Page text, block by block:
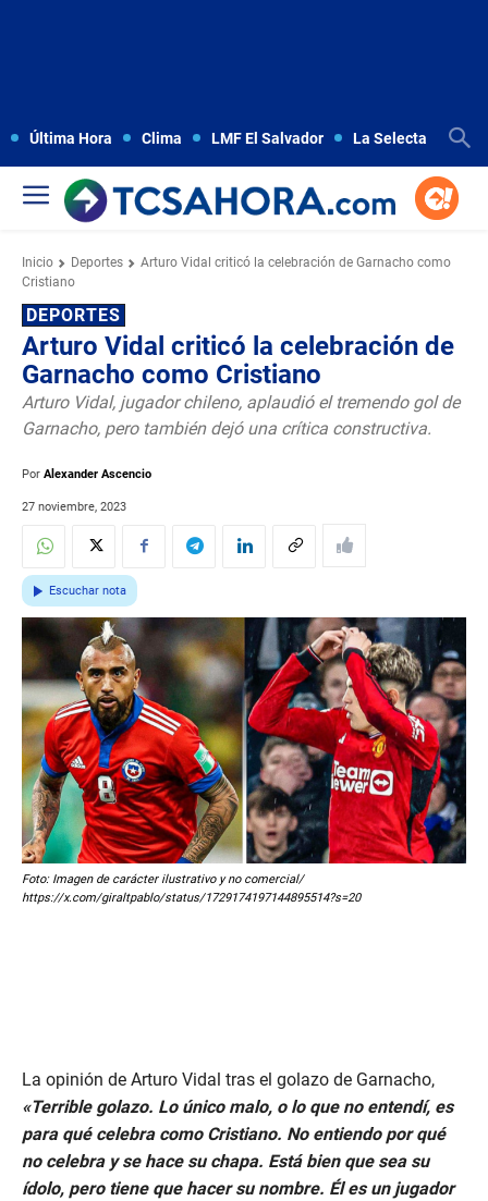
Última Hora Clima LMF El Salvador La Selecta
Inicio Deportes
Arturo Vidal criticó la celebración de Garnacho como
Cristiano
DEPORTES
Arturo Vidal criticó la celebración de
Garnacho como Cristiano
Arturo Vidal, jugador chileno, aplaudió el tremendo gol de
Garnacho, pero también dejó una crítica constructiva.
Por Alexander Ascencio
27 noviembre, 2023
Escuchar nota
Foto: Imagen de carácter ilustrativo y no comercial/
https://x.com/giraltpablo/status/1729174197144895514?s=20
La opinión de Arturo Vidal tras el golazo de Garnacho,
«Terrible golazo. Lo único malo, o lo que no entendí, es
para qué celebra como Cristiano. No entiendo por qué
no celebra y se hace su chapa. Está bien que sea su
ídolo, pero tiene que hacer su nombre. Él es un jugador